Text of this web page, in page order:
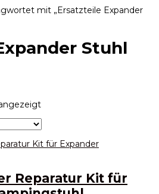
mit „Ersatzteile Expander
Stuhl
Reparatur Kit für